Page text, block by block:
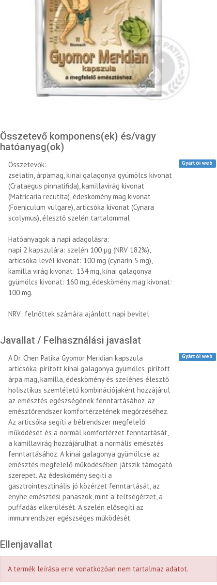
Összetevő komponens(ek) és/vagy
hatóanyag(ok)
Összetevők:
zselatin, árpamag, kínai galagonya gyümölcs kivonat
(Crataegus pinnatifida), kamillavirág kivonat
(Matricaria recutita), édeskömény mag kivonat
(Foeniculum vulgare), articsóka kivonat (Cynara
scolymus), élesztő szelén tartalommal
Hatóanyagok a napi adagolásra:
napi 2 kapszulára: szelén 100 µg (NRV 182%),
articsóka levél kivonat: 100 mg (cynarin 5 mg),
kamilla virág kivonat: 134 mg, kínai galagonya
gyümölcs kivonat: 160 mg, édeskömény mag kivonat:
100 mg.
NRV: felnőttek számára ajánlott napi bevitel
Gyártói web
Javallat / Felhasználási javaslat
A Dr. Chen Patika Gyomor Meridian kapszula
articsóka, pirított kínai galagonya gyümölcs, pirított
árpa mag, kamilla, édeskömény és szelénes élesztő
holisztikus szemléletű kombinációjaként hozzájárul
az emésztés egészségének fenntartásához, az
emésztőrendszer komfortérzetének megőrzéséhez.
Az articsóka segíti a bélrendszer megfelelő
működését és a normál komfortérzet fenntartását,
a kamillavirág hozzájárulhat a normális emésztés
fenntartásához. A kínai galagonya gyümölcse az
emésztés megfelelő működésében játszik támogató
szerepet. Az édeskömény segíti a
gasztrointesztinális jó közérzet fenntartását, az
enyhe emésztési panaszok, mint a teltségérzet, a
puffadás elkerülését. A szelén elősegíti az
immunrendszer egészséges működését.
Gyártói web
Ellenjavallat
A termék leírása erre vonatkozóan nem tartalmaz adatot.